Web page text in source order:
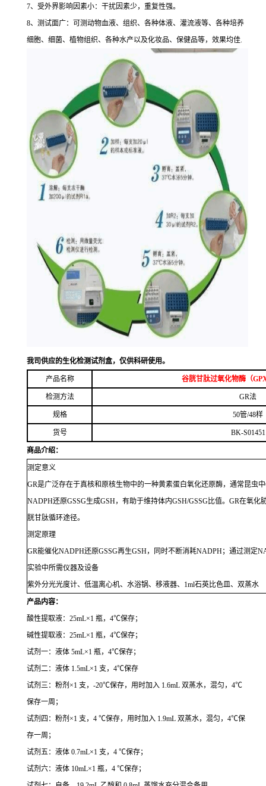
7、受外界影响因素小：干扰因素少，重复性强。
8、测试面广：可测动物血液、组织、各种体液、灌流液等、各种培养
细胞、细菌、植物组织、各种水产以及化妆品、保健品等，效果均佳.
我司供应的生化检测试剂盒，仅供科研使用。
产品名称 谷胱甘肽过氧化物酶（
检测方法 GR法
规格 50管/48样
货号 BK-S01451
商品介绍：
测定意义
GR是广泛存在于真核和原核生物中的一种黄素蛋白氧化还原酶，通常昆虫中
NADPH还原GSSG生成GSH，有助于维持体内GSH/GSSG比值。 GR在氧化
胱甘肽循环途径。
测定原理
GR能催化NADPH还原GSSG再生GSH，同时不断消耗NADPH；通过测定
实验中所需仪器及设备
紫外分光光度计、低温离心机、水浴锅、移液器、 1ml石英比色皿、双蒸水
产品内容：
酸性提取液：25mL×1 瓶，4℃保存；
碱性提取液：25mL×1 瓶，4℃保存；
试剂一：液体 5mL×1 瓶，4℃保存；
试剂二：液体 1.5mL×1 支，4℃保存
试剂三：粉剂×1 支，-20℃保存，用时加入 1.6mL 双蒸水，混匀，4℃
保存一周；
试剂四：粉剂×1 支，4 ℃保存，用时加入 1.9mL 双蒸水，混匀，4℃保
存一周；
试剂五：液体 0.7mL×1 支，4 ℃保存；
试剂六：液体 10mL×1 瓶，4 ℃保存；